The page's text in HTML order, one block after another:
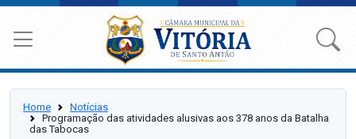
Home
Notícias
Programação das atividades alusivas aos 378 anos da Batalha
das Tabocas